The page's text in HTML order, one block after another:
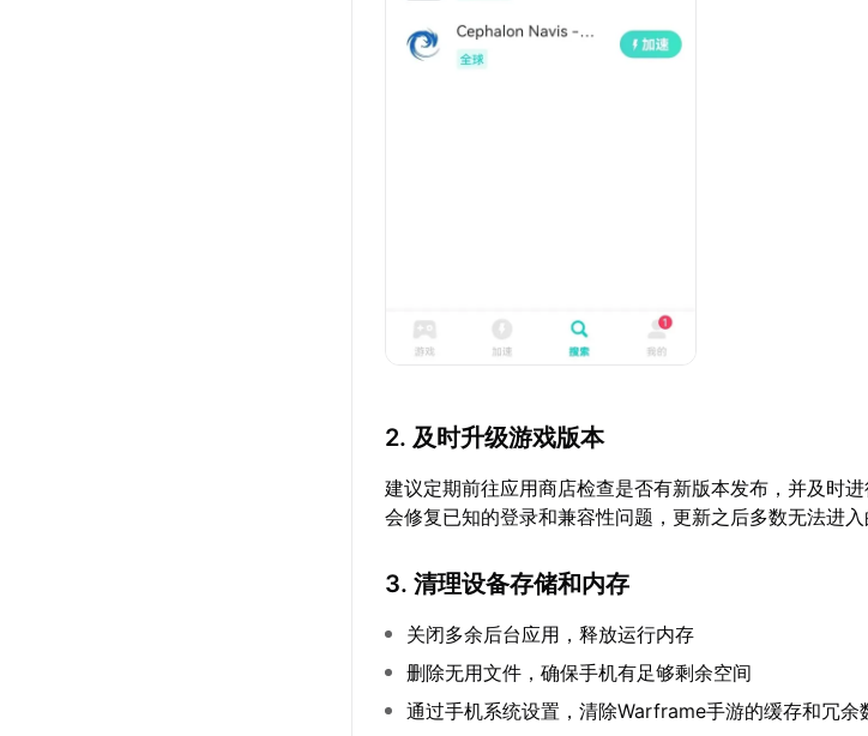
2. 及时升级游戏版本
建议定期前往应用商店检查是否有新版本发布，并及时
会修复已知的登录和兼容性问题，更新之后多数无法进入
3. 清理设备存储和内存
关闭多余后台应用，释放运行内存
删除无用文件，确保手机有足够剩余空间
通过手机系统设置，清除Warframe手游的缓存和冗余